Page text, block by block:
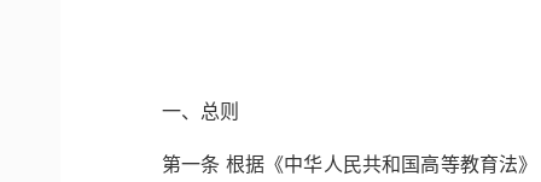
一、总则
第一条 根据《中华人民共和国高等教育法